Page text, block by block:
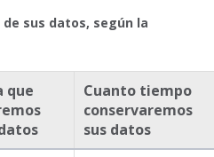
sus datos, según la
que
Cuanto tiempo
conservaremos
sus datos